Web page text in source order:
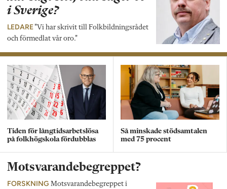
i Sverige?
LEDARE "Vi har skrivit till Folkbildningsrådet
och förmedlat vår oro."
Tiden för långtidsarbetslösa
på folkhögskola fördubblas
Så minskade stödsamtalen
med 75 procent
Motsvarandebegreppet?
FORSKNING Motsvarandebegreppet i